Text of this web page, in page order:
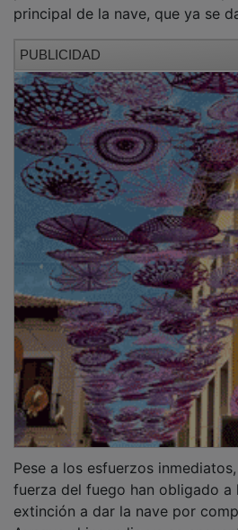
fuerza del fuego han obligado a
extinción a dar la nave por
Aunque el incendio ya se